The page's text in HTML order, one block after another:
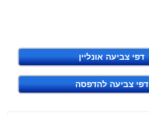
דפי צביעה אונליין
דפי צביעה להדפסה